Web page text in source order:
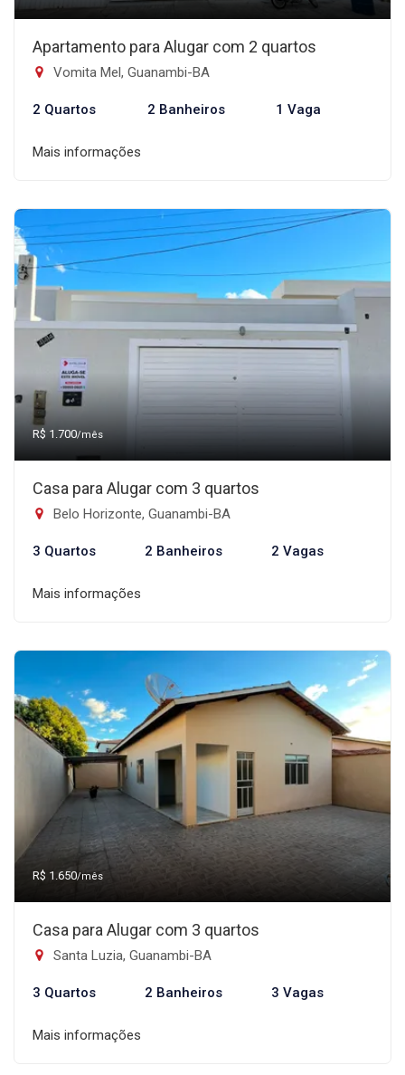
Apartamento para Alugar com 2 quartos
Vomita Mel, Guanambi-BA
2 Quartos 2 Banheiros 1 Vaga
Mais informações
R$ 1.700/mês
Casa para Alugar com 3 quartos
Belo Horizonte, Guanambi-BA
3 Quartos 2 Banheiros 2 Vagas
Mais informações
R$ 1.650/mês
Casa para Alugar com 3 quartos
Santa Luzia, Guanambi-BA
3 Quartos 2 Banheiros 3 Vagas
Mais informações